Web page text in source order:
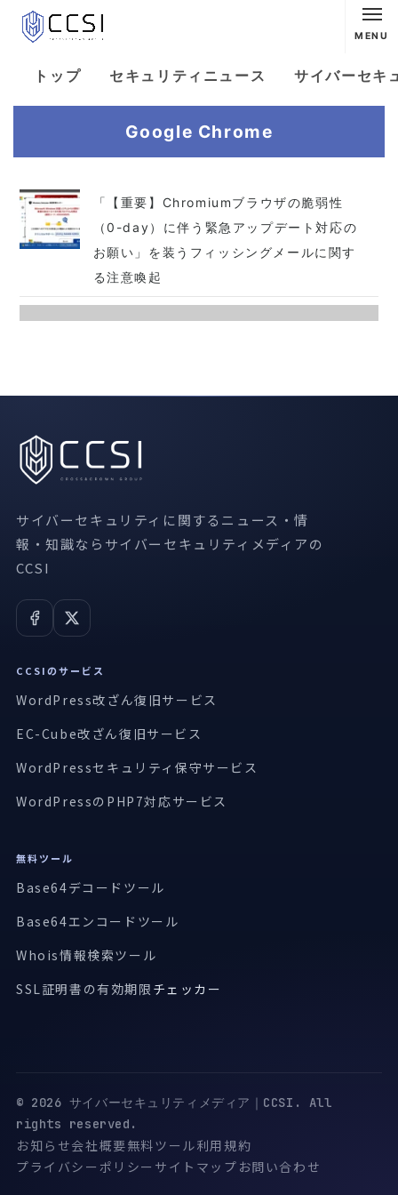
MENU
トップ セキュリティニュース サイバーセキ
Google Chrome
「【重要】Chromiumブラウザの脆弱性
（0-day）に伴う緊急アップデート対応の
お願い」を装うフィッシングメールに関す
る注意喚起
サイバーセキュリティに関するニュース・情
報・知識ならサイバーセキュリティメディアの
CCSI
CCSIのサービス
WordPress改ざん復旧サービス
EC-Cube改ざん復旧サービス
WordPressセキュリティ保守サービス
WordPressのPHP7対応サービス
無料ツール
Base64デコードツール
Base64エンコードツール
Whois情報検索ツール
SSL証明書の有効期限 チェッカー
© 2026 サイバーセキュリティメディア｜CCSI. All
rights reserved.
お知らせ会社概要無料ツール利用規約
プライバシーポリシー サイトマップ お問い合わせ